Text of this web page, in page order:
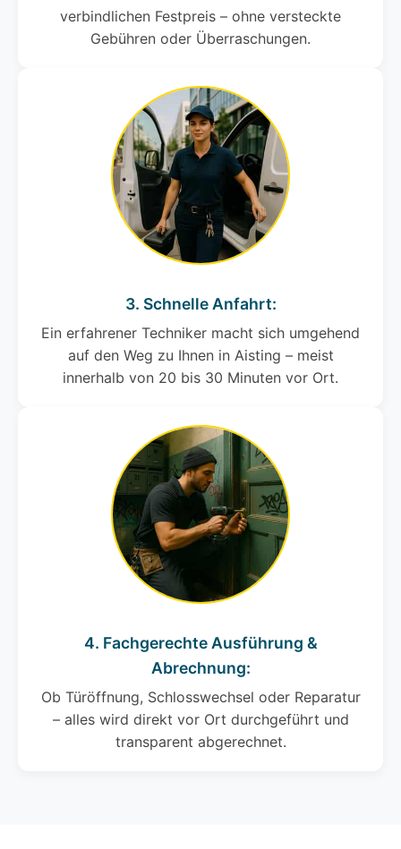
verbindlichen Festpreis – ohne versteckte
Gebühren oder Überraschungen.
3. Schnelle Anfahrt:
Ein erfahrener Techniker macht sich umgehend
auf den Weg zu Ihnen in Aisting – meist
innerhalb von 20 bis 30 Minuten vor Ort.
4. Fachgerechte Ausführung &
Abrechnung:
Ob Türöffnung, Schlosswechsel oder Reparatur
– alles wird direkt vor Ort durchgeführt und
transparent abgerechnet.